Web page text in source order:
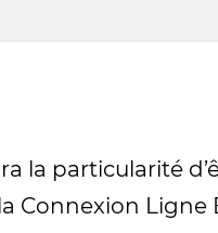
la particularité
Connexion